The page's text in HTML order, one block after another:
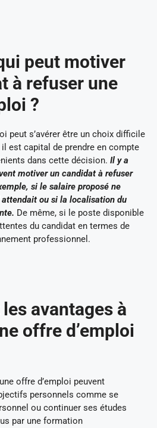
peut motiver
à refuser une
?
peut s’avérer être un choix difficile
est capital de prendre en compte
dans cette décision. Il y a
motiver un candidat à refuser
si le salaire proposé ne
attendait ou si la localisation du
De même, si le poste disponible
du candidat en termes de
professionnel.
avantages à
offre d’emploi
offre d’emploi peuvent
personnels comme se
ou continuer ses études
par une formation